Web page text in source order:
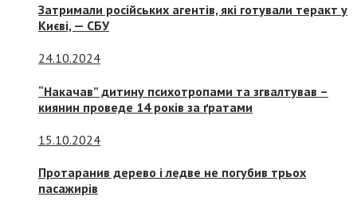
Затримали російських агентів, які готували теракт у
Києві, — СБУ
24.10.2024
“Накачав” дитину психотропами та згвалтував –
киянин проведе 14 років за ґратами
15.10.2024
Протаранив дерево і ледве не погубив трьох
пасажирів